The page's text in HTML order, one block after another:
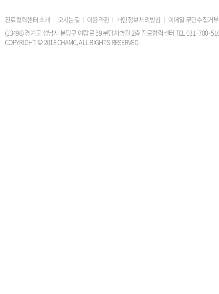
진료협력센터 소개 오시는길 이용약관 개인정보처리방침
이메일 무단수집거부
(13496) 경기도 성남시 분당구 야탑로 59 분당차병원 2층 진료협력센터 TEL
COPYRIGHT © 2018 CHAMC, ALL RIGHTS RESERVED.